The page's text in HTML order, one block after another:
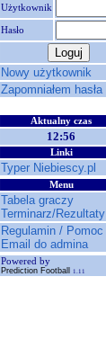
Użytkownik
Hasło
Nowy użytkownik
Zapomniałem hasła
Aktualny czas
12:56
Linki
Typer Niebiescy.pl
Menu
Tabela graczy
Terminarz/Rezultaty
Regulamin / Pomoc
Email do admina
Powered by
Prediction Football 1.11